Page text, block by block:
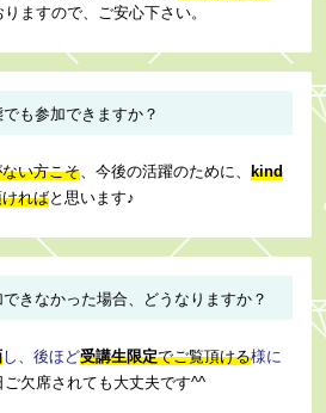
りますので、ご安心下さい。
も参加できますか？
い方こそ 、今後の活躍のために、 kind
ればと思います♪
できなかった場合、どうなりますか？
し、後ほど受講生限定でご覧頂ける様に
ご欠席されても大丈夫です^^